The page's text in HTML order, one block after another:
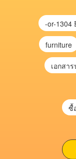
furniture